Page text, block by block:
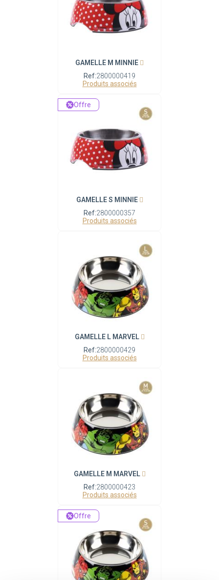
GAMELLE M MINNIE
Ref:2800000419
Produits associés
GAMELLE S MINNIE
Ref:2800000357
Produits associés
Offre
GAMELLE L MARVEL
Ref:2800000429
Produits associés
GAMELLE M MARVEL
Ref:2800000423
Produits associés
Offre